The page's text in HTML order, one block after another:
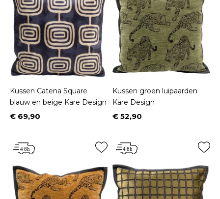
Kussen Catena Square
blauw en beige Kare Design
Prijs
€ 69,90
Kussen groen luipaarden
Kare Design
Prijs
€ 52,90